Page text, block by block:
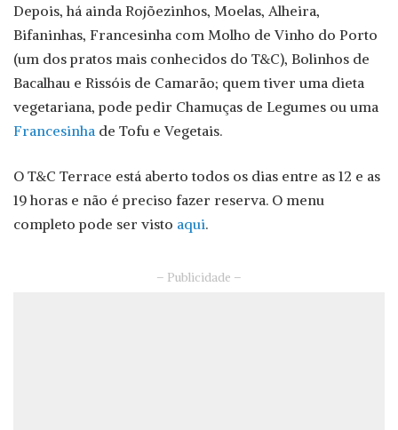
Depois, há ainda Rojõezinhos, Moelas, Alheira,
Bifaninhas, Francesinha com Molho de Vinho do Porto
(um dos pratos mais conhecidos do T&C), Bolinhos de
Bacalhau e Rissóis de Camarão; quem tiver uma dieta
vegetariana, pode pedir Chamuças de Legumes ou uma
Francesinha de Tofu e Vegetais.
O T&C Terrace está aberto todos os dias entre as 12 e as
19 horas e não é preciso fazer reserva. O menu
completo pode ser visto aqui.
– Publicidade –